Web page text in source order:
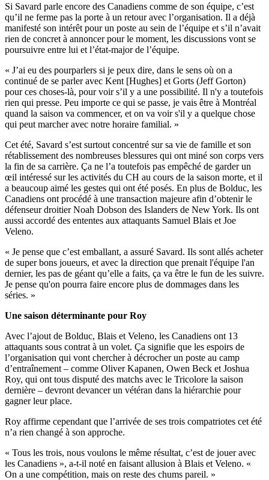
Si Savard parle encore des Canadiens comme de son équipe, c’est
qu’il ne ferme pas la porte à un retour avec l’organisation. Il a déjà
manifesté son intérêt pour un poste au sein de l’équipe et s’il n’avait
rien de concret à annoncer pour le moment, les discussions vont se
poursuivre entre lui et l’état-major de l’équipe.
« J’ai eu des pourparlers si je peux dire, dans le sens où on a
continué de se parler avec Kent [Hughes] et Gorts (Jeff Gorton)
pour ces choses-là, pour voir s’il y a une possibilité. Il n'y a toutefois
rien qui presse. Peu importe ce qui se passe, je vais être à Montréal
quand la saison va commencer, et on va voir s'il y a quelque chose
qui peut marcher avec notre horaire familial. »
Cet été, Savard s’est surtout concentré sur sa vie de famille et son
rétablissement des nombreuses blessures qui ont miné son corps vers
la fin de sa carrière. Ça ne l’a toutefois pas empêché de garder un
œil intéressé sur les activités du CH au cours de la saison morte, et il
a beaucoup aimé les gestes qui ont été posés. En plus de Bolduc, les
Canadiens ont procédé à une transaction majeure afin d’obtenir le
défenseur droitier Noah Dobson des Islanders de New York. Ils ont
aussi accordé des ententes aux attaquants Samuel Blais et Joe
Veleno.
« Je pense que c’est emballant, a assuré Savard. Ils sont allés acheter
de super bons joueurs, et avec la direction que prenait l'équipe l'an
dernier, les pas de géant qu’elle a faits, ça va être le fun de les suivre.
Je pense qu'on pourra faire encore plus de dommages dans les
séries. »
Une saison déterminante pour Roy
Avec l’ajout de Bolduc, Blais et Veleno, les Canadiens ont 13
attaquants sous contrat à un volet. Ça signifie que les espoirs de
l’organisation qui vont chercher à décrocher un poste au camp
d’entraînement – comme Oliver Kapanen, Owen Beck et Joshua
Roy, qui ont tous disputé des matchs avec le Tricolore la saison
dernière – devront devancer un vétéran dans la hiérarchie pour
gagner leur place.
Roy affirme cependant que l’arrivée de ses trois compatriotes cet été
n’a rien changé à son approche.
« Tous les trois, nous voulons le même résultat, c’est de jouer avec
les Canadiens », a-t-il noté en faisant allusion à Blais et Veleno. «
On a une compétition, mais on reste des chums pareil. »